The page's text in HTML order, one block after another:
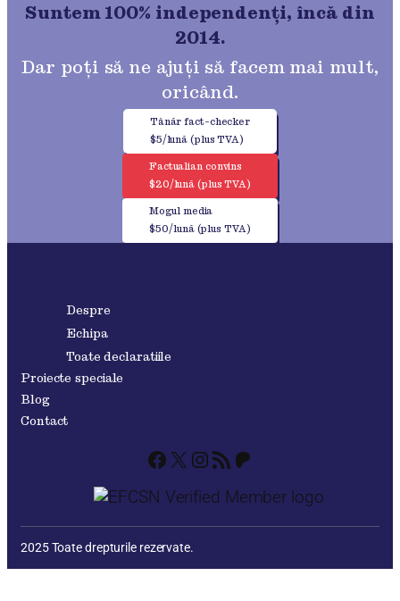
Suntem 100% independenți, încă din
2014.
Dar poți să ne ajuți să facem mai mult,
oricând.
Tânăr fact-checker
$5/lună (plus TVA)
Factualian convins
$20/lună (plus TVA)
Mogul media
$50/lună (plus TVA)
Despre
Echipa
Toate declaratiile
Proiecte speciale
Blog
Contact
Facebook
X Instagram
RSS FeedPatreon
2025 Toate drepturile rezervate.